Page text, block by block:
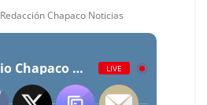
Redacción Chapaco Noticias
Radio Chapaco Noticias Las 24 horas en vivo LIVE